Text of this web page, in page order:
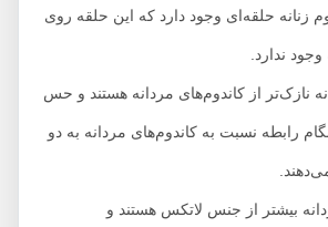
حلقه‌ای وجود دارد که این حلقه روی
ندارد.
از کاندوم‌های مردانه هستند و حس
نسبت به کاندوم‌های مردانه به دو
بیشتر از جنس لاتکس هستند و